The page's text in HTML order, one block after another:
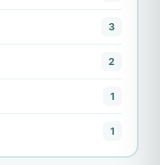
3
2
1
1